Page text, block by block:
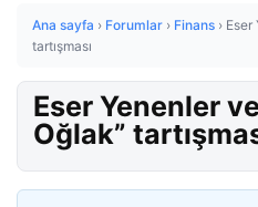
Ana sayfa › Forumlar › Finans › Eser
tartışması
Eser Yenenler
Oğlak”